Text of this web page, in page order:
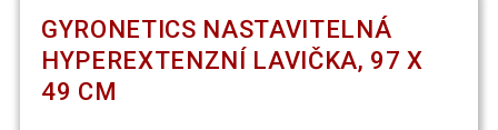
GYRONETICS NASTAVITELNÁ
HYPEREXTENZNÍ LAVIČKA, 97 X
49 CM